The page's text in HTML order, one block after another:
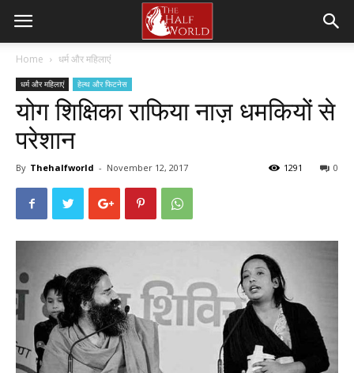
Home धर्म और महिलाएं
धर्म और महिलाएं हेल्थ और फिटनेस
योग शिक्षिका राफिया नाज़ धमकियों से
परेशान
By Thehalfworld - November 12, 2017 0
1291